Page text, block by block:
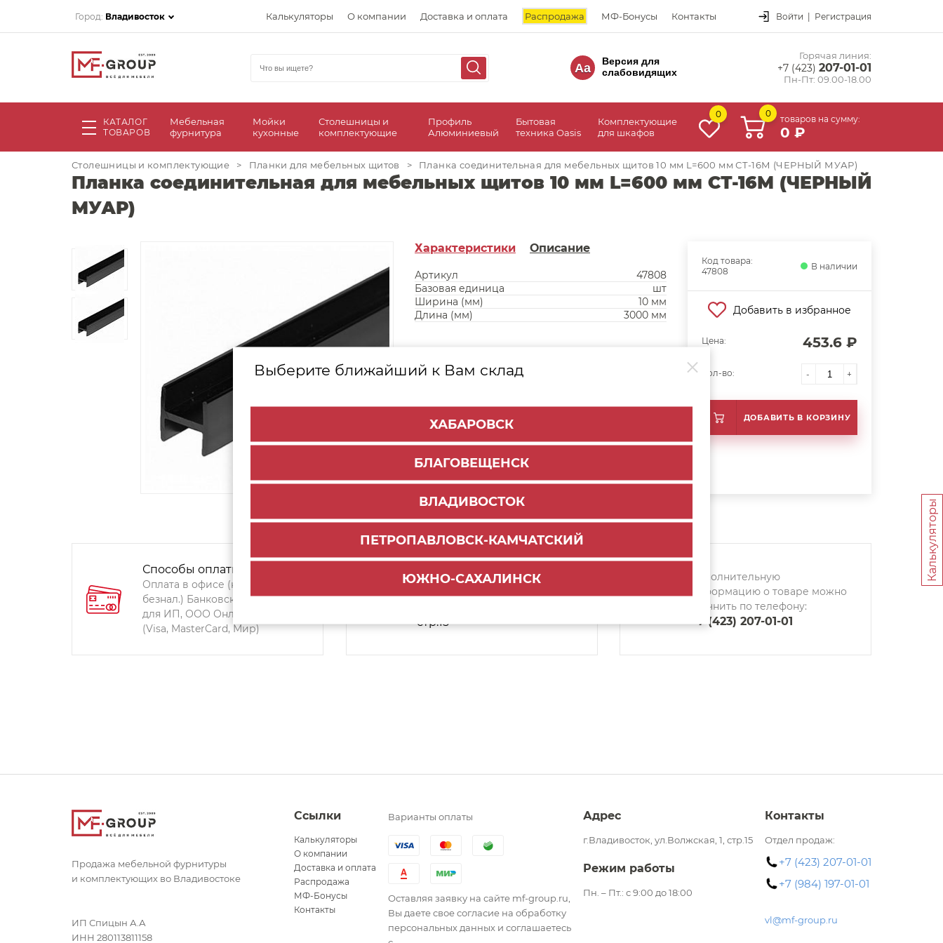
Город: Владивосток Калькуляторы О компании Доставка и оплата Распродажа МФ-Бонусы Контакты Войти | Регистрация
Aa
Версия для
слабовидящих
Горячая линия:
+7 (423) 207-01-01
Пн-Пт: 09.00-18.00
КАТАЛОГ
ТОВАРОВ
Мебельная
фурнитура
Мойки
кухонные
Столешницы и
комплектующие
Профиль
Алюминиевый
Бытовая
техника Oasis
Комплектующие
для шкафов
0 0
товаров на сумму:
0 ₽
Выберите ближайший к Вам склад
ХАБАРОВСК
БЛАГОВЕЩЕНСК
ВЛАДИВОСТОК
ПЕТРОПАВЛОВСК-КАМЧАТСКИЙ
ЮЖНО-САХАЛИНСК
Столешницы и комплектующие > Планки для мебельных щитов > Планка соединительная для мебельных щитов 10 мм L=600 мм СТ-16М (ЧЕРНЫЙ МУАР)
Планка соединительная для мебельных щитов 10 мм L=600 мм СТ-16М (ЧЕРНЫЙ
МУАР)
Характеристики Описание
Артикул
47808
Базовая единица
шт
Ширина (мм)
10 мм
Длина (мм)
3000 мм
Код товара:
47808
В наличии
Добавить в избранное
Цена: 453.6 ₽
Кол-во: - +
ДОБАВИТЬ В КОРЗИНУ
Способы оплаты:
Оплата в офисе (наличными,
безнал.) Банковский перевод
для ИП, ООО Онлайн-оплата
(Visa, MasterCard, Мир)
Способы доставки:
стр.15
Дополнительную
информацию о товаре можно
уточнить по телефону:
+7 (423) 207-01-01
Калькуляторы
Продажа мебельной фурнитуры
и комплектующих во Владивостоке
ИП Спицын А.А
ИНН 280113811158
Ссылки
Калькуляторы
О компании
Доставка и оплата
Распродажа
МФ-Бонусы
Контакты
Варианты оплаты
Оставляя заявку на сайте mf-group.ru,
Вы даете свое согласие на обработку
персональных данных и соглашаетесь
Адрес
г.Владивосток, ул.Волжская, 1, стр.15
Режим работы
Пн. – Пт.: с 9:00 до 18:00
Контакты
Отдел продаж:
+7 (423) 207-01-01
+7 (984) 197-01-01
vl@mf-group.ru